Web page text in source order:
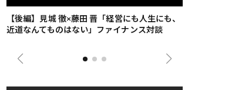
【後編】見城 徹×藤田 晋「経営にも人生にも、
近道なんてものはない」ファイナンス対談